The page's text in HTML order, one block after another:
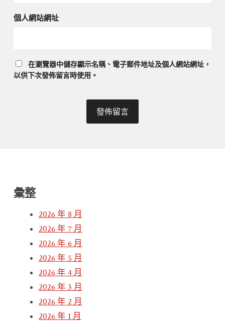
個人網站網址
在瀏覽器中儲存顯示名稱、電子郵件地址及個人網站網址，
以供下次發佈留言時使用。
彙整
2026 年 8 月
2026 年 7 月
2026 年 6 月
2026 年 5 月
2026 年 4 月
2026 年 3 月
2026 年 2 月
2026 年 1 月